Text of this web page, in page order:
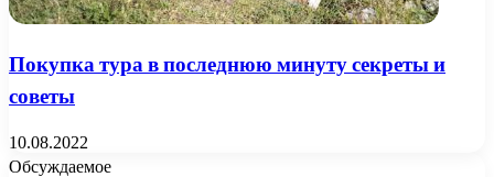
Покупка тура в последнюю минуту секреты и
советы
10.08.2022
Обсуждаемое